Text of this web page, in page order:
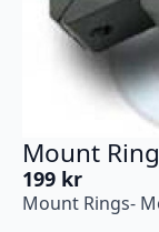
Mount
199 kr
Mount Rings-